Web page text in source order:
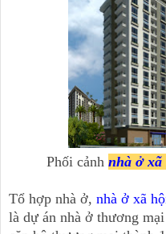
Phối cảnh nhà ở xã
Tổ hợp nhà ở, nhà ở xã
là dự án nhà ở thương